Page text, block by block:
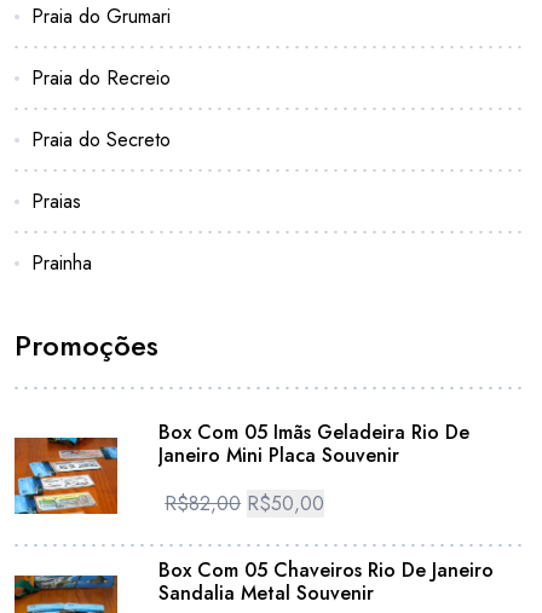
Praia do Grumari
Praia do Recreio
Praia do Secreto
Praias
Prainha
Promoções
Box Com 05 Imãs Geladeira Rio De
Janeiro Mini Placa Souvenir
R$82,00 R$50,00
Box Com 05 Chaveiros Rio De Janeiro
Sandalia Metal Souvenir